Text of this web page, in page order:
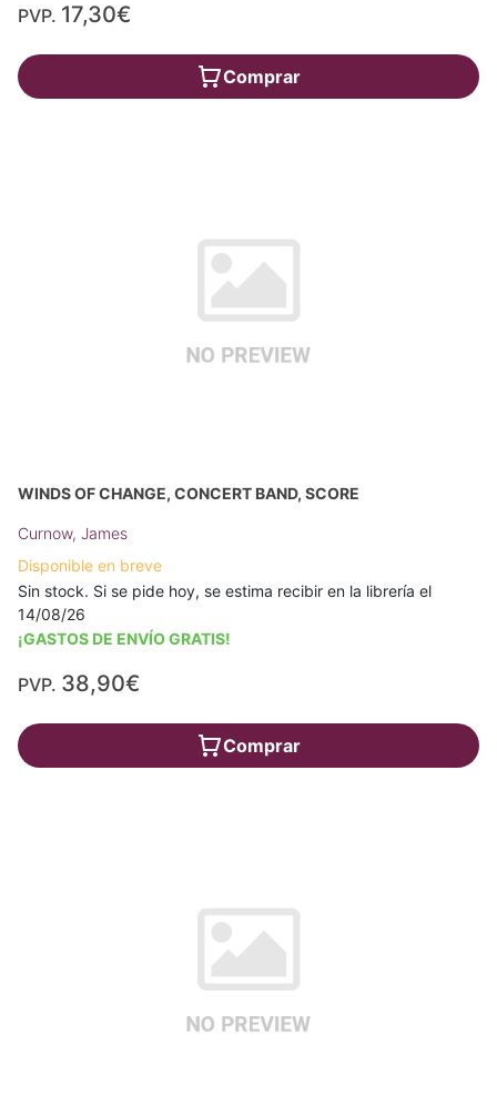
PVP. 17,30€
Comprar
WINDS OF CHANGE, CONCERT BAND, SCORE
Curnow, James
Disponible en breve
Sin stock. Si se pide hoy, se estima recibir en la librería el
14/08/26
¡GASTOS DE ENVÍO GRATIS!
PVP. 38,90€
Comprar